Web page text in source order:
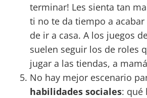
terminar! Les sienta tan
ti no te da tiempo a
de ir a casa. A los juegos
suelen seguir los de roles
jugar a las tiendas, a
No hay mejor escenario
habilidades sociales: qué